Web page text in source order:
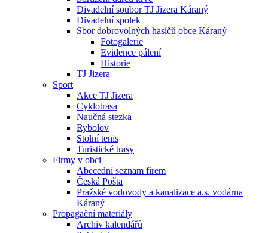
Divadelní soubor TJ Jizera Káraný
Divadelní spolek
Sbor dobrovolných hasičů obce Káraný
Fotogalerie
Evidence pálení
Historie
TJ Jizera
Sport
Akce TJ Jizera
Cyklotrasa
Naučná stezka
Rybolov
Stolní tenis
Turistické trasy
Firmy v obci
Abecední seznam firem
Česká Pošta
Pražské vodovody a kanalizace a.s. vodárna
Káraný
Propagační materiály
Archiv kalendářů